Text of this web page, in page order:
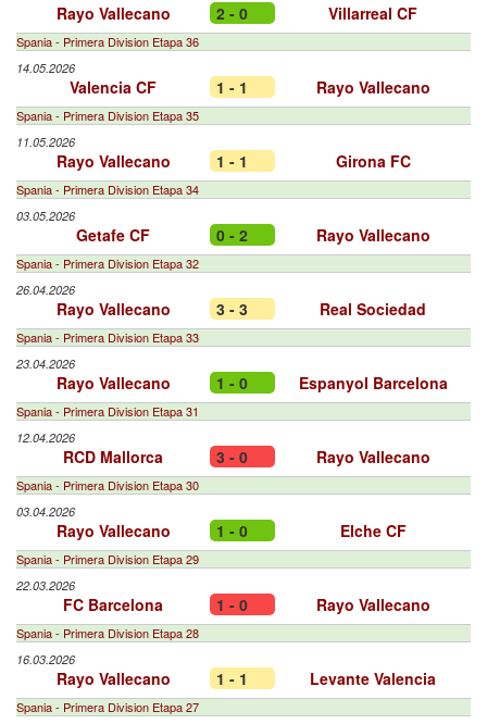
Rayo Vallecano 2 - 0 Villarreal CF
Spania - Primera Division Etapa 36
14.05.2026
Valencia CF 1 - 1 Rayo Vallecano
Spania - Primera Division Etapa 35
11.05.2026
Rayo Vallecano 1 - 1 Girona FC
Spania - Primera Division Etapa 34
03.05.2026
Getafe CF 0 - 2 Rayo Vallecano
Spania - Primera Division Etapa 32
26.04.2026
Rayo Vallecano 3 - 3 Real Sociedad
Spania - Primera Division Etapa 33
23.04.2026
Rayo Vallecano 1 - 0 Espanyol Barcelona
Spania - Primera Division Etapa 31
12.04.2026
RCD Mallorca 3 - 0 Rayo Vallecano
Spania - Primera Division Etapa 30
03.04.2026
Rayo Vallecano 1 - 0 Elche CF
Spania - Primera Division Etapa 29
22.03.2026
FC Barcelona 1 - 0 Rayo Vallecano
Spania - Primera Division Etapa 28
16.03.2026
Rayo Vallecano 1 - 1 Levante Valencia
Spania - Primera Division Etapa 27